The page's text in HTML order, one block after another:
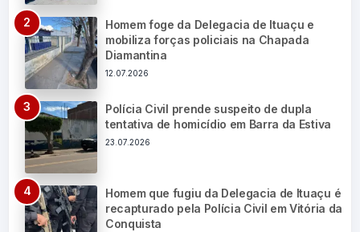
Homem foge da Delegacia de Ituaçu e
mobiliza forças policiais na Chapada
Diamantina
12.07.2026
Polícia Civil prende suspeito de dupla
tentativa de homicídio em Barra da Estiva
23.07.2026
Homem que fugiu da Delegacia de Ituaçu é
recapturado pela Polícia Civil em Vitória da
Conquista